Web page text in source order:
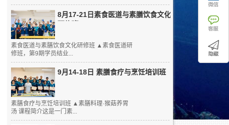
8月17-21日素食医道与素膳饮食文化
研修班
素食医道与素膳饮食文化研修班 ▲素食医道研
修班，第9期学员结业...
9月14-18日 素膳食疗与烹饪培训班
素膳食疗与烹饪培训班 ▲素膳料理·猴菇养胃
汤 课程简介这是一门素...